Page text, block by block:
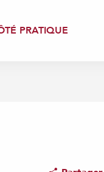
PRATIQUE